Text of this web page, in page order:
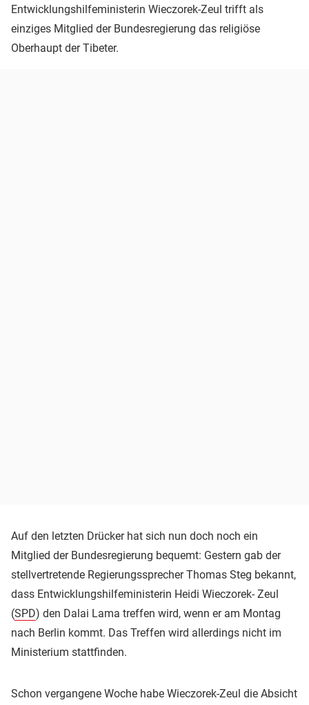
Entwicklungshilfeministerin Wieczorek-Zeul trifft als
einziges Mitglied der Bundesregierung das religiöse
Oberhaupt der Tibeter.
Auf den letzten Drücker hat sich nun doch noch ein
Mitglied der Bundesregierung bequemt: Gestern gab der
stellvertretende Regierungssprecher Thomas Steg bekannt,
dass Entwicklungshilfeministerin Heidi Wieczorek- Zeul
(SPD) den Dalai Lama treffen wird, wenn er am Montag
nach Berlin kommt. Das Treffen wird allerdings nicht im
Ministerium stattfinden.
Schon vergangene Woche habe Wieczorek-Zeul die Absicht